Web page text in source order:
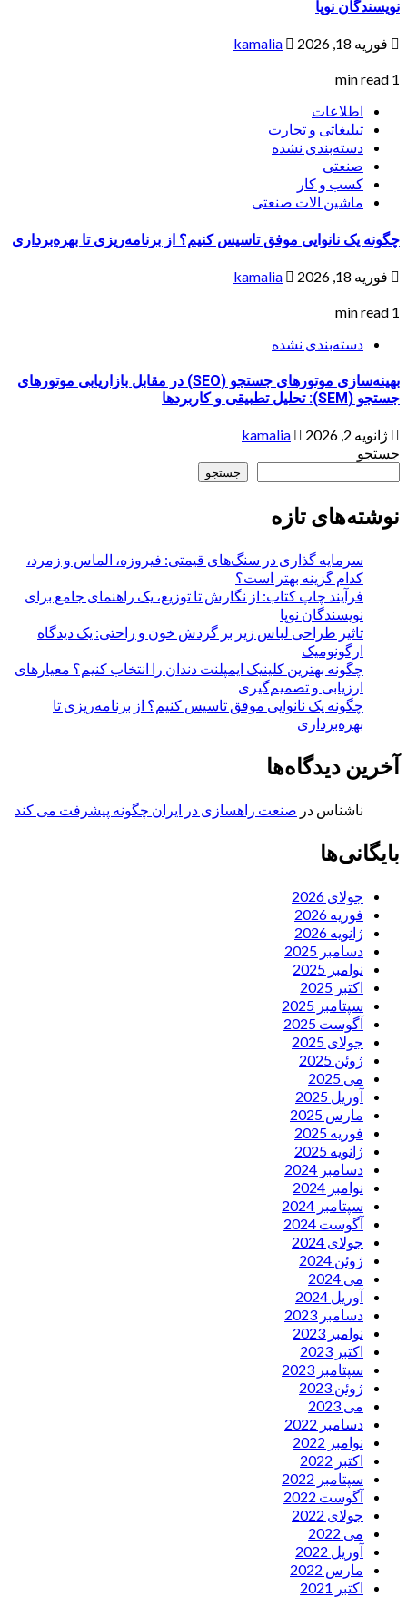
نویسندگان نوپا
فوریه 18, 2026 kamalia
1 min read
اطلاعات
تبلیغاتی و تجارت
دسته‌بندی نشده
صنعتی
کسب و کار
ماشین الات صنعتی
چگونه یک نانوایی موفق تاسیس کنیم؟ از برنامه‌ریزی تا بهره‌برداری
فوریه 18, 2026 kamalia
1 min read
دسته‌بندی نشده
بهینه‌سازی موتورهای جستجو (SEO) در مقابل بازاریابی موتورهای
جستجو (SEM): تحلیل تطبیقی و کاربردها
ژانویه 2, 2026
kamalia
جستجو
جستجو
نوشته‌های تازه
سرمایه گذاری در سنگ‌های قیمتی: فیروزه، الماس و زمرد،
کدام گزینه بهتر است؟
فرآیند چاپ کتاب: از نگارش تا توزیع، یک راهنمای جامع برای
نویسندگان نوپا
تاثیر طراحی لباس زیر بر گردش خون و راحتی: یک دیدگاه
ارگونومیک
چگونه بهترین کلینیک ایمپلنت دندان را انتخاب کنیم؟ معیارهای
ارزیابی و تصمیم‌گیری
چگونه یک نانوایی موفق تاسیس کنیم؟ از برنامه‌ریزی تا
بهره‌برداری
آخرین دیدگاه‌ها
ناشناس در صنعت راهسازی در ایران چگونه پیشرفت می کند
بایگانی‌ها
جولای 2026
فوریه 2026
ژانویه 2026
دسامبر 2025
نوامبر 2025
اکتبر 2025
سپتامبر 2025
آگوست 2025
جولای 2025
ژوئن 2025
می 2025
آوریل 2025
مارس 2025
فوریه 2025
ژانویه 2025
دسامبر 2024
نوامبر 2024
سپتامبر 2024
آگوست 2024
جولای 2024
ژوئن 2024
می 2024
آوریل 2024
دسامبر 2023
نوامبر 2023
اکتبر 2023
سپتامبر 2023
ژوئن 2023
می 2023
دسامبر 2022
نوامبر 2022
اکتبر 2022
سپتامبر 2022
آگوست 2022
جولای 2022
می 2022
آوریل 2022
مارس 2022
اکتبر 2021